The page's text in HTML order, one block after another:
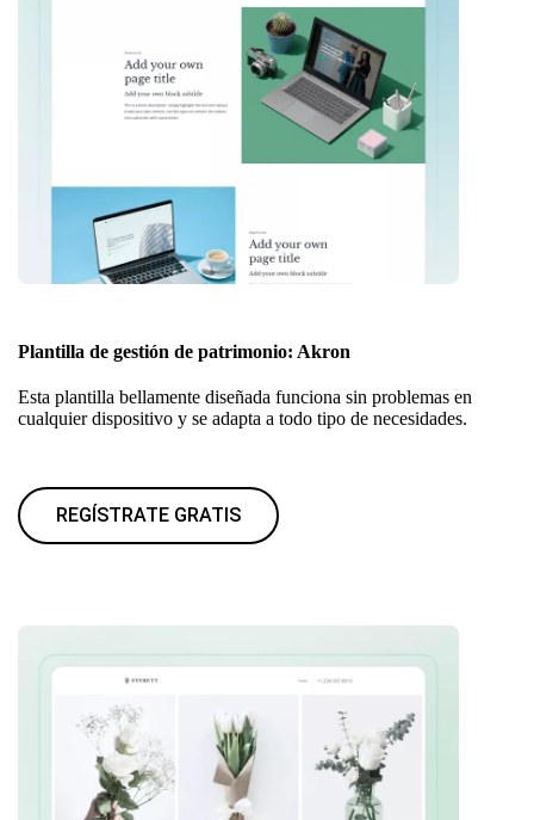
Plantilla de gestión de patrimonio: Akron
Esta plantilla bellamente diseñada funciona sin problemas en
cualquier dispositivo y se adapta a todo tipo de necesidades.
REGÍSTRATE GRATIS